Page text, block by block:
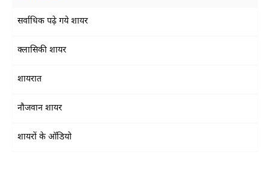
सर्वाधिक पढ़े गये शायर
क्लासिकी शायर
शायरात
नौजवान शायर
शायरों के ऑडियो